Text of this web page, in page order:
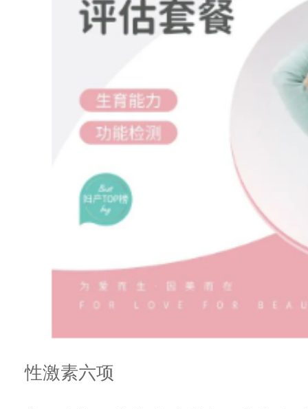
性激素六项